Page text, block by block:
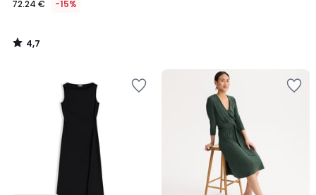
en
de
84.99
descuento
72.24 € -15%
4,7
/